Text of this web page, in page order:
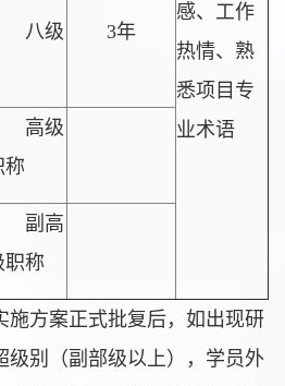
感、工作
热情、熟
悉项目专
业术语
八级 3年
高级
称
副高
职称
施方案正式批复后，如出现研
级别（副部级以上），学员外